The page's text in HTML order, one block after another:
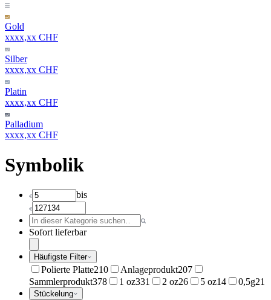
Gold
xxxx,xx CHF
Silber
xxxx,xx CHF
Platin
xxxx,xx CHF
Palladium
xxxx,xx CHF
Symbolik
bis
Sofort lieferbar
Häufigste Filter
Polierte Platte210 Anlageprodukt207
Sammlerprodukt378 1 oz331 2 oz26 5 oz14 0,5g21
Stückelung